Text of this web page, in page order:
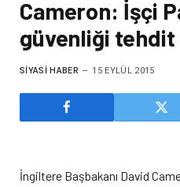
Cameron: İşçi
güvenliği
SIYASI HABER 15 EYLÜL 2015
İngiltere Başbakanı David